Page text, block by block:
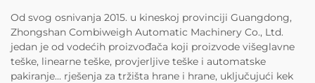
Od svog osnivanja 2015. u kineskoj provinciji Guangdong,
Zhongshan Combiweigh Automatic Machinery Co., Ltd.
jedan je od vodećih proizvođača koji proizvode višeglavne
teške, linearne teške, provjerljive teške i automatske
pakiranje... rješenja za tržišta hrane i hrane, uključujući kek